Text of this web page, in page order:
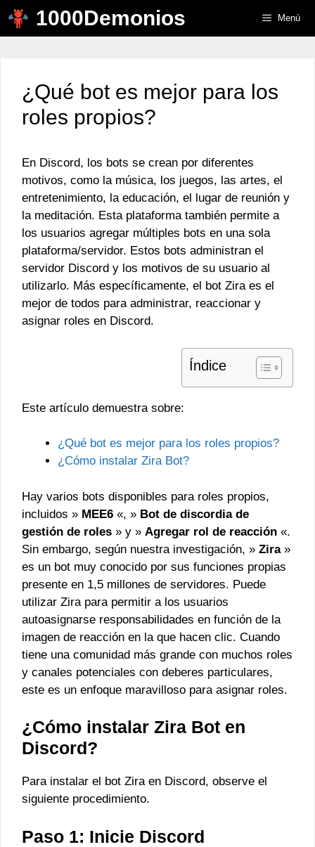
Saltar
1000Demonios Menú
¿Qué bot es mejor para los
roles propios?
En Discord, los bots se crean por diferentes
motivos, como la música, los juegos, las artes, el
entretenimiento, la educación, el lugar de reunión y
la meditación. Esta plataforma también permite a
los usuarios agregar múltiples bots en una sola
plataforma/servidor. Estos bots administran el
servidor Discord y los motivos de su usuario al
utilizarlo. Más específicamente, el bot Zira es el
mejor de todos para administrar, reaccionar y
asignar roles en Discord.
Índice
Este artículo demuestra sobre:
¿Qué bot es mejor para los roles propios?
¿Cómo instalar Zira Bot?
Hay varios bots disponibles para roles propios,
incluidos » MEE6 «, » Bot de discordia de
gestión de roles » y » Agregar rol de reacción «.
Sin embargo, según nuestra investigación, » Zira»
es un bot muy conocido por sus funciones propias
presente en 1,5 millones de servidores. Puede
utilizar Zira para permitir a los usuarios
autoasignarse responsabilidades en función de la
imagen de reacción en la que hacen clic. Cuando
tiene una comunidad más grande con muchos roles
y canales potenciales con deberes particulares,
este es un enfoque maravilloso para asignar roles.
¿Cómo instalar Zira Bot en
Discord?
Para instalar el bot Zira en Discord, observe el
siguiente procedimiento.
Paso 1: Inicie Discord